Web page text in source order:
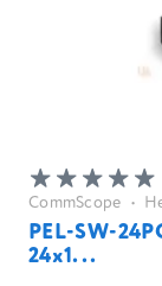
CommScope •
PEL-SW-
24х1...